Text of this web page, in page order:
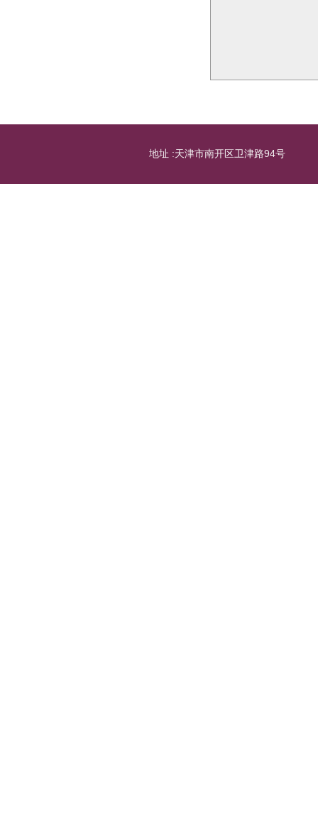
地址 :天津市南开区卫津路94号